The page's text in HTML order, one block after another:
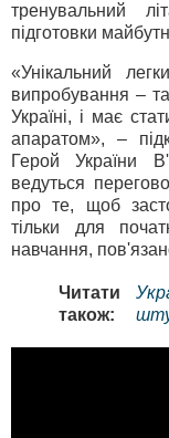
тренувальний
підготовки
«Унікальний
випробування –
Україні, і має
апаратом», –
Герой України
ведуться
про те, щоб
тільки для
навчання,
Читати
також: